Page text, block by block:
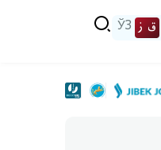
ق ز ЎЗ